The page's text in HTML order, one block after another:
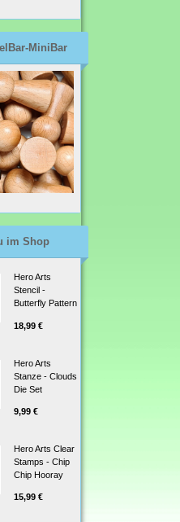
MiniBar
im Shop
Hero Arts
Stencil -
Butterfly Pattern
18,99 €
Hero Arts
Stanze - Clouds
Die Set
9,99 €
Hero Arts Clear
Stamps - Chip
Chip Hooray
15,99 €